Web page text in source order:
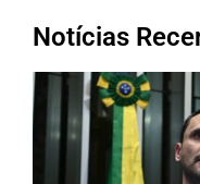
Notícias